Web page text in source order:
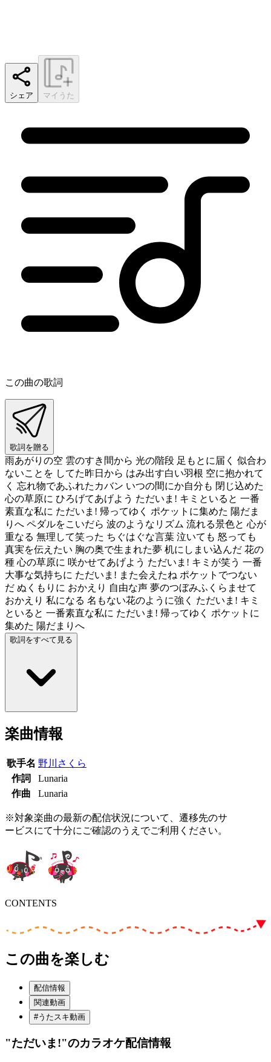
シェア マイうた
この曲の歌詞
歌詞を贈る
雨あがりの空 雲のすき間から 光の階段 足もとに届く 似合わ
ないことを してた昨日から はみ出す白い羽根 空に抱かれて
く 忘れ物であふれたカバン いつの間にか自分も 閉じ込めた
心の草原に ひろげてあげよう ただいま! キミといると 一番
素直な私に ただいま! 帰ってゆく ポケットに集めた 陽だま
りへ ペダルをこいだら 波のようなリズム 流れる景色と 心が
重なる 無理して笑った ちぐはぐな言葉 泣いても 怒っても
真実を伝えたい 胸の奥で生まれた夢 机にしまい込んだ 花の
種 心の草原に 咲かせてあげよう ただいま! キミが笑う 一番
大事な気持ちに ただいま! また会えたね ポケットでつない
だ ぬくもりに おかえり 自由な声 夢のつぼみふくらませて
おかえり 私になる 名もない花のように強く ただいま! キミ
といると 一番素直な私に ただいま! 帰ってゆく ポケットに
集めた 陽だまりへ
歌詞をすべて見る
楽曲情報
歌手名 野川さくら
作詞
Lunaria
作曲
Lunaria
※対象楽曲の最新の配信状況について、遷移先のサ
ービスにて十分にご確認のうえでご利用ください。
CONTENTS
この曲を楽しむ
配信情報
関連動画
#うたスキ動画
"ただいま!"のカラオケ配信情報